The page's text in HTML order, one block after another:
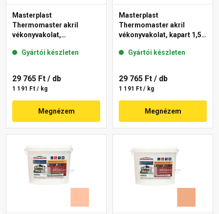
Masterplast
Thermomaster akril
vékonyvakolat,
01-E 25 kg
Gyártói készleten
29 765 Ft / db
1 191 Ft / kg
Megnézem
Masterplast
Thermomaster akril
vékonyvakolat, kapart 1,5
Gyártói készleten
29 765 Ft / db
1 191 Ft / kg
Megnézem